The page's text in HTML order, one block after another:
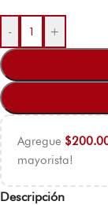
- +
Agregue $
mayorista!
Descripción